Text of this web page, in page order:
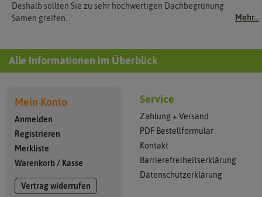
Mehr...
Deshalb sollten Sie zu sehr hochwertigen Dachbegrünung
Samen greifen.
Alle Informationen im Überblick
Mein Konto
Anmelden
Registrieren
Merkliste
Warenkorb / Kasse
Vertrag widerrufen
Service
Zahlung + Versand
PDF Bestellformular
Kontakt
Barrierefreiheitserklärung
Datenschutzerklärung